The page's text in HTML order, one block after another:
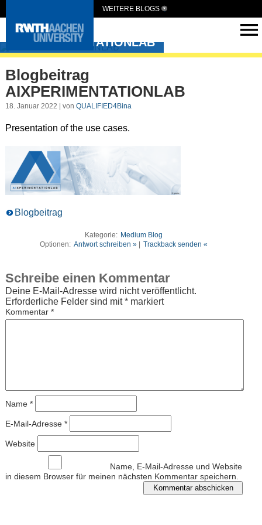
WEITERE BLOGS
AIXPERIMENTATIONLAB
Blogbeitrag
AIXPERIMENTATIONLAB
18. Januar 2022 | von QUALIFIED4Bina
Presentation of the use cases.
Blogbeitrag
Kategorie: Medium Blog
Optionen: Antwort schreiben » Trackback senden «
Schreibe einen Kommentar
Deine E-Mail-Adresse wird nicht veröffentlicht.
Erforderliche Felder sind mit*markiert
Kommentar *
Name *
E-Mail-Adresse *
Website
Name, E-Mail-Adresse und Website
in diesem Browser für meinen nächsten Kommentar speichern.